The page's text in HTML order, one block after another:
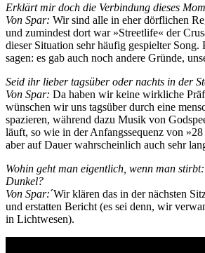
Erklärt mir doch die Verbindung dieses
Von Spar: Wir sind alle in eher dörflichen
und zumindest dort war »Streetlife« der
dieser Situation sehr häufig gespielter Song.
sagen: es gab auch noch andere Gründe,
Seid ihr lieber tagsüber oder nachts in der
Von Spar: Da haben wir keine wirkliche
wünschen wir uns tagsüber durch eine
spazieren, während dazu Musik von
läuft, so wie in der Anfangssequenz von
aber auf Dauer wahrscheinlich auch sehr
Wohin geht man eigentlich, wenn man
Dunkel?
Von Spar:´Wir klären das in der nächsten
und erstatten Bericht (es sei denn, wir
in Lichtwesen).